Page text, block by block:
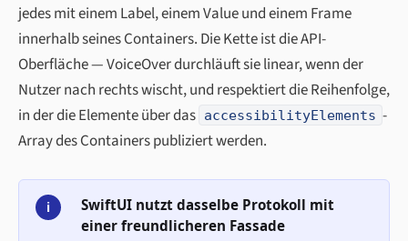
jedes mit einem Label, einem Value und einem Frame
innerhalb seines Containers. Die Kette ist die API-
Oberfläche — VoiceOver durchläuft sie linear, wenn der
Nutzer nach rechts wischt, und respektiert die Reihenfolge,
in der die Elemente über das accessibilityElements -
Array des Containers publiziert werden.
i
SwiftUI nutzt dasselbe Protokoll mit
einer freundlicheren Fassade